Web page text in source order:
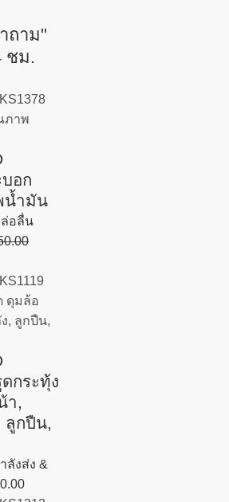
ถาม"
ชม.
อก
น้ำมัน
อลื่น
กระทุ้ง
า,
ลูกปืน,
ลังส่ง &